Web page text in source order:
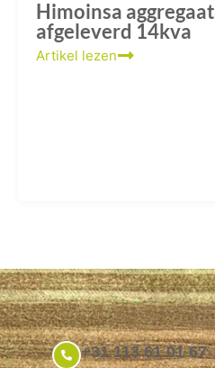
Himoinsa aggregaat
afgeleverd 14kva
Artikel lezen
+31 113 61 01 67